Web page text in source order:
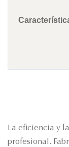
La eficiencia y
profesional.